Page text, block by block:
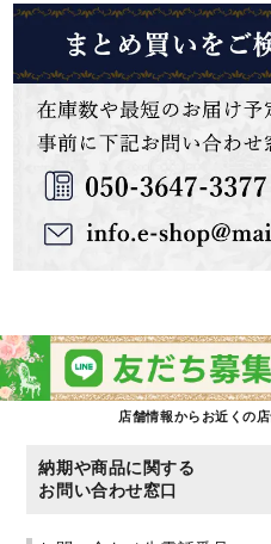
店舗情報からお近くの
納期や商品に関する
お問い合わせ窓口